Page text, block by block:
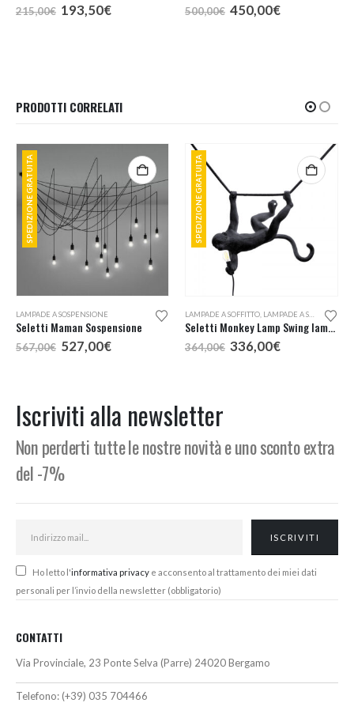
215,00€ Il
prezzo
193,50€Il
500,00€ Il
prezzo
450,00€Il
PRODOTTI CORRELATI
SPEDIZIONE GRATUITA
LAMPADE A SOSPENSIONE
Seletti Maman Sospensione
567,00€ Il
prezzo
527,00€Il
SPEDIZIONE GRATUITA
LAMPADE A SOFFITTO LAMPADE A SOSPENSIONE
Seletti Monkey Lamp Swing lampada a sospensione da esterno
364,00€ Il
prezzo
336,00€Il
Iscriviti alla newsletter
Non perderti tutte le nostre novità e uno sconto extra
del -7%
Ho letto l'informativa privacy e acconsento al trattamento dei miei dati
personali per l’invio della newsletter (obbligatorio)
CONTATTI
Via Provinciale, 23 Ponte Selva (Parre) 24020 Bergamo
Telefono: (+39) 035 704466